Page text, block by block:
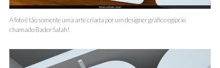
A foto é tão somente uma arte criada por um designer gráfico egípcio
chamado Bader Salah!